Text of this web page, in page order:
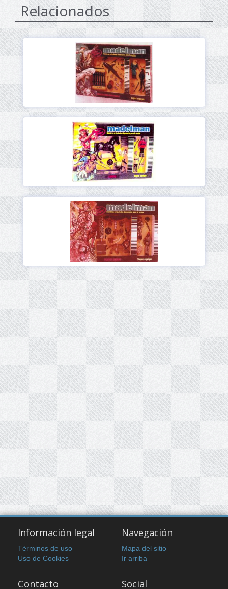
Relacionados
Ver
Ver
Ver
Información legal
Términos de uso
Uso de Cookies
Navegación
Mapa del sitio
Ir arriba
Contacto Social